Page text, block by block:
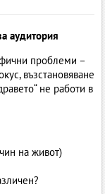
аудитория
проблеми –
възстановяване
не работи в
на живот)